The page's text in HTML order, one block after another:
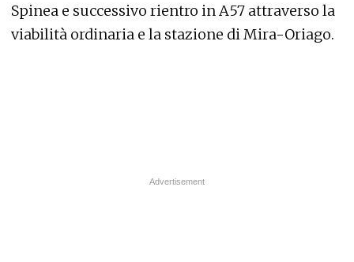
Spinea e successivo rientro in A57 attraverso la
viabilità ordinaria e la stazione di Mira-Oriago.